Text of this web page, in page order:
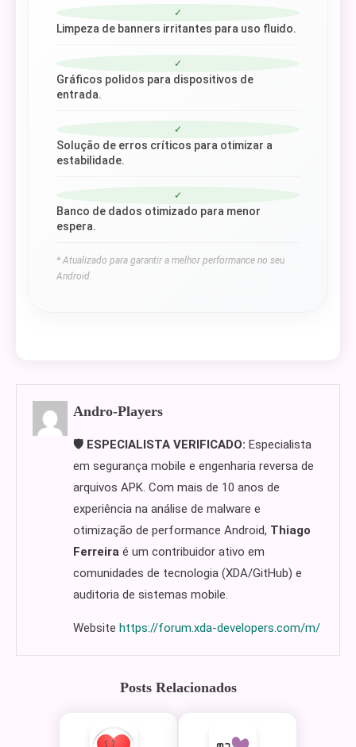
✓
Limpeza de banners irritantes para uso fluido.
✓
Gráficos polidos para dispositivos de
entrada.
✓
Solução de erros críticos para otimizar a
estabilidade.
✓
Banco de dados otimizado para menor
espera.
* Atualizado para garantir a melhor performance no seu
Android.
Andro-Players
🛡️ ESPECIALISTA VERIFICADO: Especialista
em segurança mobile e engenharia reversa de
arquivos APK. Com mais de 10 anos de
experiência na análise de malware e
otimização de performance Android, Thiago
Ferreira é um contribuidor ativo em
comunidades de tecnologia (XDA/GitHub) e
auditoria de sistemas mobile.
Website https://forum.xda-developers.com/m/
Posts Relacionados